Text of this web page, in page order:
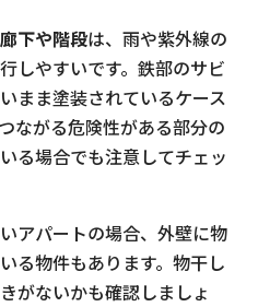
下や階段は、雨や紫外線の
しやすいです。鉄部のサビ
まま塗装されているケース
ながる危険性がある部分の
る場合でも注意してチェッ
アパートの場合、外壁に物
る物件もあります。物干し
がないかも確認しましょ